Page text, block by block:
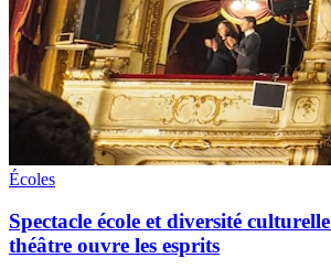
Écoles
Spectacle école et diversité
théâtre ouvre les esprits